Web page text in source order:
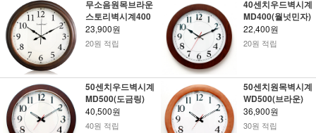
무소음원목브라운
스토리벽시계400
23,900원
20원 적립
40센치우드벽시계
MD400(월넛민자)
22,400원
20원 적립
50센치우드벽시계
MD500(도금링)
40,500원
40원 적립
50센치원목벽시계
WD500(브라운)
36,900원
30원 적립